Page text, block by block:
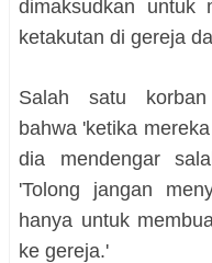
dimaksudkan untuk
ketakutan di gereja
Salah satu korban
bahwa 'ketika
dia mendengar
'Tolong jangan
hanya untuk
ke gereja.'